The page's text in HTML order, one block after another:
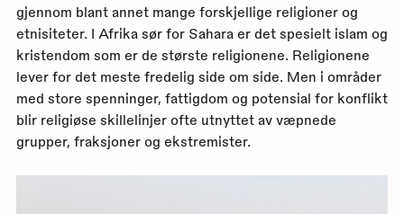
gjennom blant annet mange forskjellige religioner og
etnisiteter. I Afrika sør for Sahara er det spesielt islam og
kristendom som er de største religionene. Religionene
lever for det meste fredelig side om side. Men i områder
med store spenninger, fattigdom og potensial for konflikt
blir religiøse skillelinjer ofte utnyttet av væpnede
grupper, fraksjoner og ekstremister.